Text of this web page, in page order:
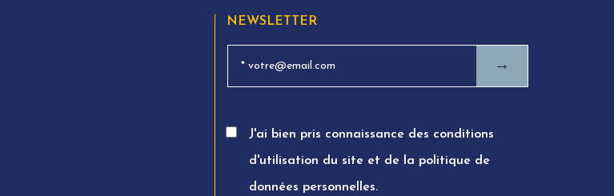
NEWSLETTER
→
J'ai bien pris connaissance des conditions
d'utilisation du site et de la politique de
données personnelles.